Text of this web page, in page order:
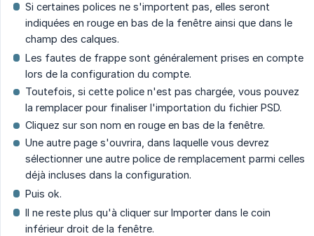
Si certaines polices ne s'importent pas, elles seront
indiquées en rouge en bas de la fenêtre ainsi que dans le
champ des calques.
Les fautes de frappe sont généralement prises en compte
lors de la configuration du compte.
Toutefois, si cette police n'est pas chargée, vous pouvez
la remplacer pour finaliser l'importation du fichier PSD.
Cliquez sur son nom en rouge en bas de la fenêtre.
Une autre page s'ouvrira, dans laquelle vous devrez
sélectionner une autre police de remplacement parmi celles
déjà incluses dans la configuration.
Puis ok.
Il ne reste plus qu'à cliquer sur Importer dans le coin
inférieur droit de la fenêtre.